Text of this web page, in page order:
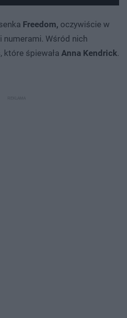
Freedom, oczywiście w
Wśród nich
, które śpiewała Anna Kendrick.